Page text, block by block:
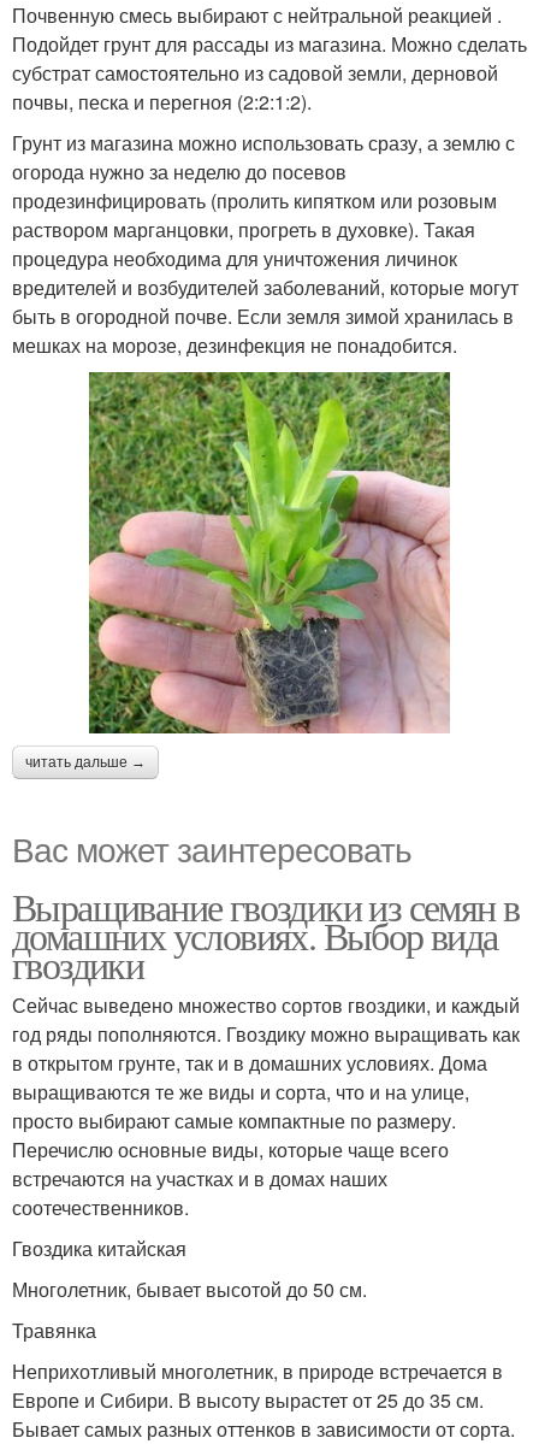
Почвенную смесь выбирают с нейтральной реакцией .
Подойдет грунт для рассады из магазина. Можно сделать
субстрат самостоятельно из садовой земли, дерновой
почвы, песка и перегноя (2:2:1:2).
Грунт из магазина можно использовать сразу, а землю с
огорода нужно за неделю до посевов
продезинфицировать (пролить кипятком или розовым
раствором марганцовки, прогреть в духовке). Такая
процедура необходима для уничтожения личинок
вредителей и возбудителей заболеваний, которые могут
быть в огородной почве. Если земля зимой хранилась в
мешках на морозе, дезинфекция не понадобится.
читать дальше →
Вас может заинтересовать
Выращивание гвоздики из семян в
домашних условиях. Выбор вида
гвоздики
Сейчас выведено множество сортов гвоздики, и каждый
год ряды пополняются. Гвоздику можно выращивать как
в открытом грунте, так и в домашних условиях. Дома
выращиваются те же виды и сорта, что и на улице,
просто выбирают самые компактные по размеру.
Перечислю основные виды, которые чаще всего
встречаются на участках и в домах наших
соотечественников.
Гвоздика китайская
Многолетник, бывает высотой до 50 см.
Травянка
Неприхотливый многолетник, в природе встречается в
Европе и Сибири. В высоту вырастет от 25 до 35 см.
Бывает самых разных оттенков в зависимости от сорта.